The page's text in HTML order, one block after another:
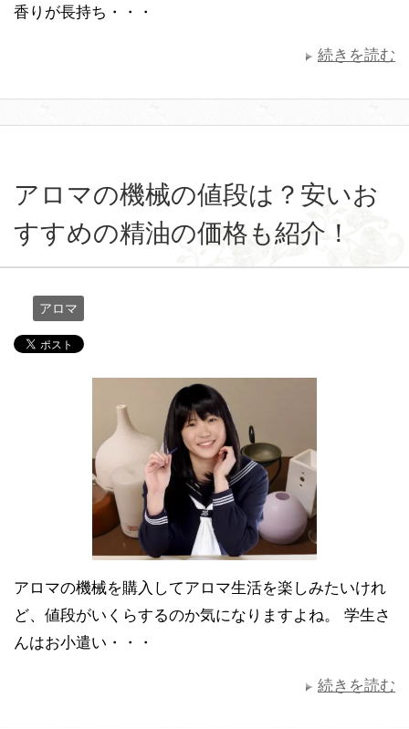
香りが長持ち・・・
続きを読む
アロマの機械の値段は？安いお
すすめの精油の価格も紹介！
アロマ
アロマの機械を購入してアロマ生活を楽しみたいけれ
ど、値段がいくらするのか気になりますよね。 学生さ
んはお小遣い・・・
続きを読む